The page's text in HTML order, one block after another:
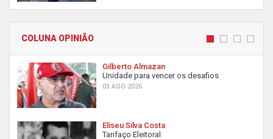
COLUNA OPINIÃO
Gilberto Almazan
Unidade para vencer os desafios
03 AGO 2026
Eliseu Silva Costa
Tarifaço Eleitoral